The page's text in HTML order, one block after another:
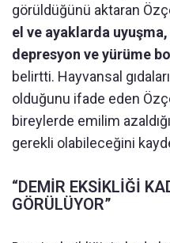
görüldüğünü aktaran
el ve ayaklarda uyuşma,
depresyon ve yürüme
belirtti. Hayvansal
olduğunu ifade eden
bireylerde emilim
gerekli olabileceğini
“DEMİR EKSİKLİĞİ
GÖRÜLÜYOR”